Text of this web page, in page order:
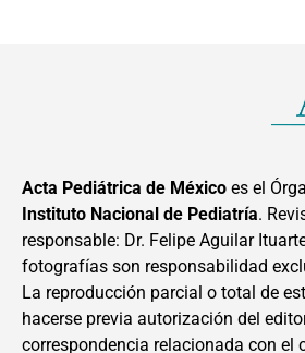
Acta Pediátrica de México es el
Instituto Nacional de Pediatría.
responsable: Dr. Felipe Aguilar
fotografías son responsabilidad
La reproducción parcial o total de
hacerse previa autorización del
correspondencia relacionada con el